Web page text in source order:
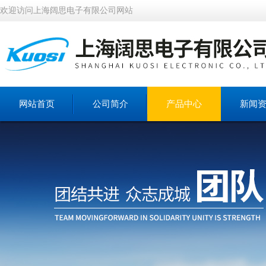
欢迎访问上海阔思电子有限公司网站
网站首页 公司简介 产品中心 新闻